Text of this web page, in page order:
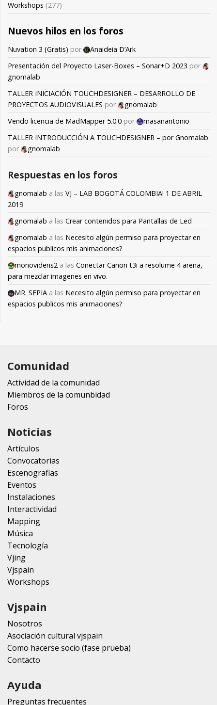
Workshops (277)
Nuevos hilos en los foros
Nuvation 3 (Gratis) por
Anaideia D’Ark
Presentación del Proyecto Laser-Boxes – Sonar+D 2023 por
gnomalab
TALLER INICIACIÓN TOUCHDESIGNER – DESARROLLO DE
PROYECTOS AUDIOVISUALES por
gnomalab
Vendo licencia de MadMapper 5.0.0 por
masanantonio
TALLER INTRODUCCIÓN A TOUCHDESIGNER – por Gnomalab
por
gnomalab
Respuestas en los foros
gnomalab a las VJ – LAB BOGOTÁ COLOMBIA! 1 DE ABRIL
2019
gnomalab a las Crear contenidos para Pantallas de Led
gnomalab a las Necesito algún permiso para proyectar en
espacios publicos mis animaciones?
monovidens2 a las Conectar Canon t3i a resolume 4 arena,
para mezclar imagenes en vivo.
MR. SEPIA a las Necesito algún permiso para proyectar en
espacios publicos mis animaciones?
Comunidad
Actividad de la comunidad
Miembros de la comunbidad
Foros
Noticias
Artículos
Convocatorias
Escenografias
Eventos
Instalaciones
Interactividad
Mapping
Música
Tecnología
Vjing
Vjspain
Workshops
Vjspain
Nosotros
Asociación cultural vjspain
Como hacerse socio (fase prueba)
Contacto
Ayuda
Preguntas frecuentes